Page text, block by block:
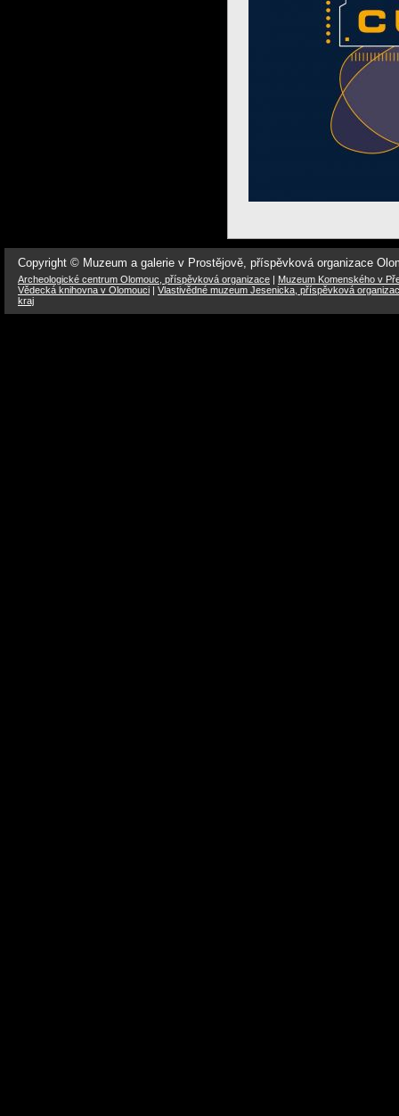
Copyright © Muzeum a galerie v Prostějově, příspěvková organizace
Archeologické centrum Olomouc, příspěvková organizace | Muzeum Komenského v
Vědecká knihovna v Olomouci | Vlastivědné muzeum Jesenicka, příspěvková
kraj